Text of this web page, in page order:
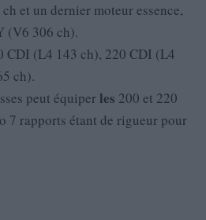
et un dernier moteur essence,
(V6 306 ch).
CDI (L4 143 ch), 220 CDI (L4
ch).
peut équiperles 200 et 220
7 rapports étant de rigueur pour